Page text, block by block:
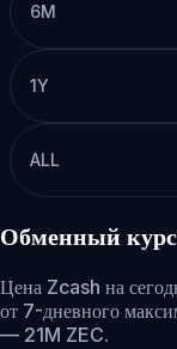
6M
1Y
ALL
Обменный
Цена Zcash на
от 7-дневного
— 21M ZEC.